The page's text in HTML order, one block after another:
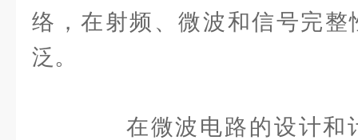
络，在射频、微波和信号完整
泛。
在微波电路的设计和